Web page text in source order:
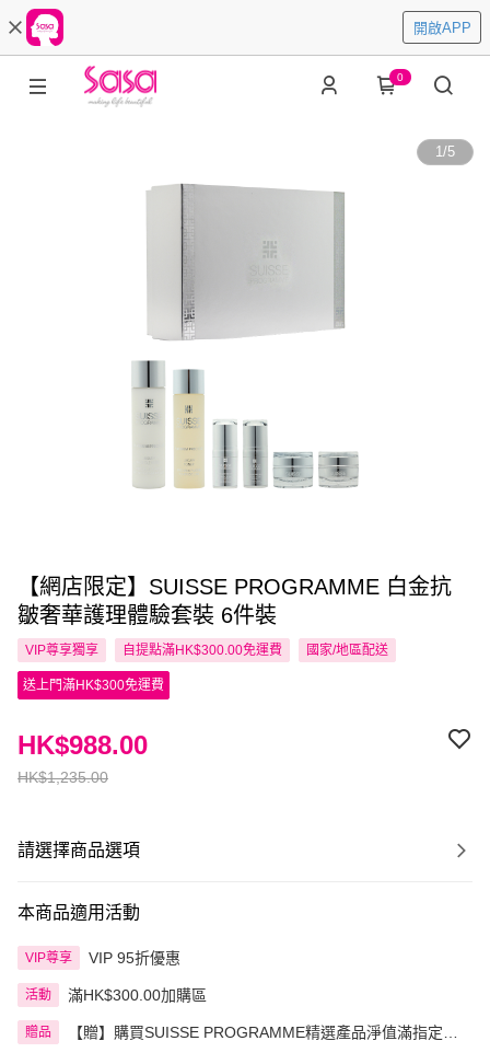
開啟APP
0
1/5
【網店限定】SUISSE PROGRAMME 白金抗
皺奢華護理體驗套裝 6件裝
VIP尊享獨享 自提點滿HK$300.00免運費 國家/地區配送
送上門滿HK$300免運費
HK$1,235.00
HK$988.00
請選擇商品選項
本商品適用活動
VIP尊享 VIP 95折優惠
活動 滿HK$300.00加購區
贈品
【贈】購買SUISSE PROGRAMME精選產品淨值滿指定金